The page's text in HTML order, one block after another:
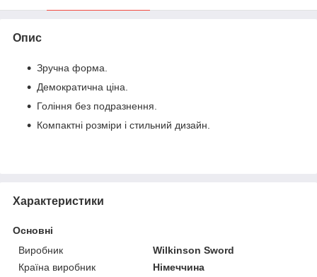
Опис
Зручна форма.
Демократична ціна.
Гоління без подразнення.
Компактні розміри і стильний дизайн.
Характеристики
Основні
Виробник
Wilkinson Sword
Країна виробник
Німеччина